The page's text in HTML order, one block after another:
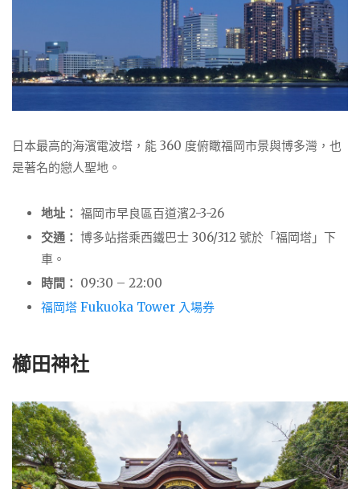
日本最高的海濱電波塔，能 360 度俯瞰福岡市景與博多灣，也
是著名的戀人聖地。
地址： 福岡市早良區百道濱2-3-26
交通： 博多站搭乘西鐵巴士 306/312 號於「福岡塔」下
車。
時間： 09:30 – 22:00
福岡塔 Fukuoka Tower 入場券
櫛田神社